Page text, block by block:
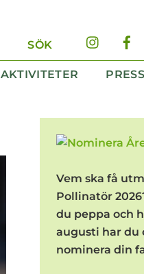
SÖK
AKTIVITETER PRESS
Vem ska få
Pollinatör
du peppa och
augusti har du
nominera din